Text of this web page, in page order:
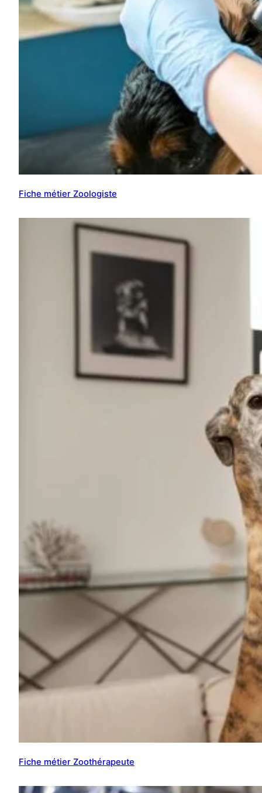
Fiche métier Zoologiste
Fiche métier Zoothérapeute